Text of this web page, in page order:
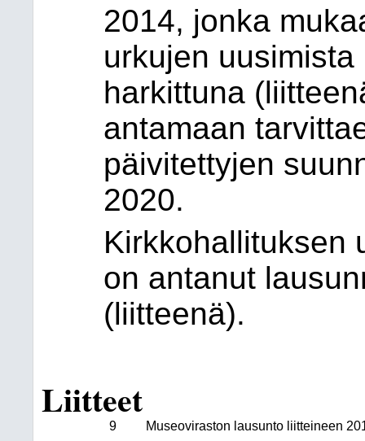
2014, jonka
urkujen
harkittuna
antamaan
päivitettyjen
2020.
Kirkkohallituksen
on antanut
(liitteenä).
Liitteet
9
Museoviraston lausunto liitteineen